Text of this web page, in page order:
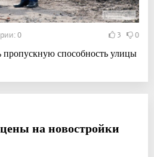
0 3 0
способность улицы
на новостройки